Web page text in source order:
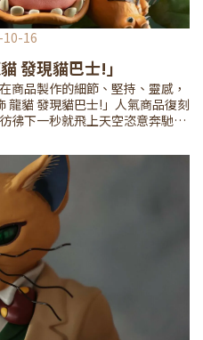
10-16
發現貓巴士!」
商品製作的細節、堅持、靈感，
龍貓 發現貓巴士!」人氣商品復刻
也隨之更換。 毛茸茸的身
坐在柔軟的座位裡。貓巴士擁有
販售 ■售價：12800